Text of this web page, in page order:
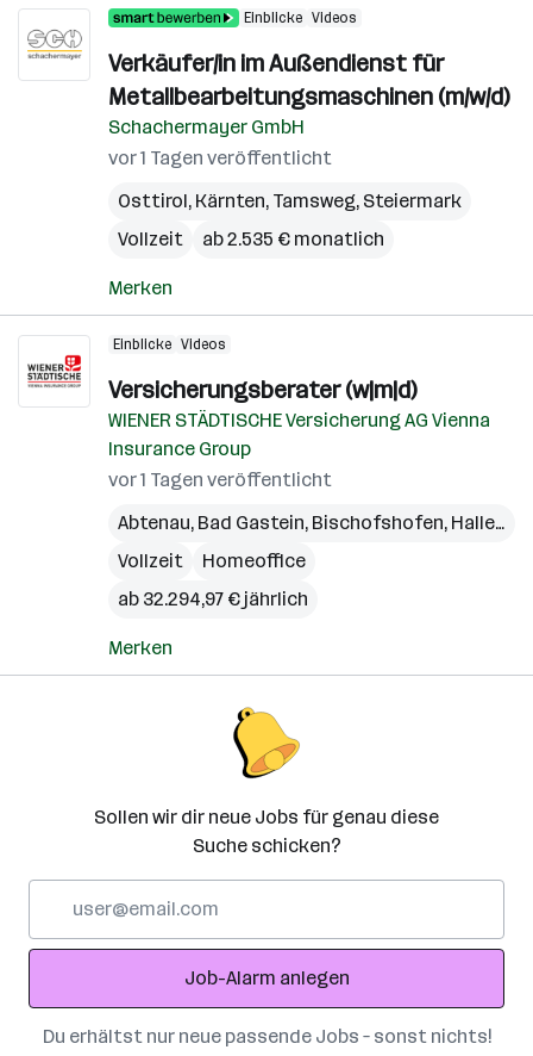
Einblicke Videos
Verkäufer/in im Außendienst für
Metallbearbeitungsmaschinen (m/w/d)
Schachermayer GmbH
vor 1 Tagen veröffentlicht
Osttirol, Kärnten, Tamsweg, Steiermark
Vollzeit
ab 2.535 € monatlich
Merken
Einblicke Videos
Versicherungsberater (w|m|d)
WIENER STÄDTISCHE Versicherung AG Vienna
Insurance Group
vor 1 Tagen veröffentlicht
Abtenau, Bad Gastein, Bischofshofen, Hallein
Vollzeit
Homeoffice
ab 32.294,97 € jährlich
Merken
Sollen wir dir neue Jobs für genau diese
Suche schicken?
Adresse
Job-Alarm anlegen
Du erhältst nur neue passende Jobs – sonst nichts!